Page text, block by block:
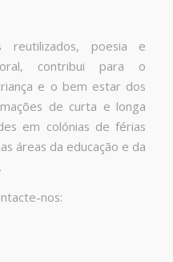
reutilizados, poesia e
contribui para o
e o bem estar dos
de curta e longa
em colónias de férias
áreas da educação e da
nos: